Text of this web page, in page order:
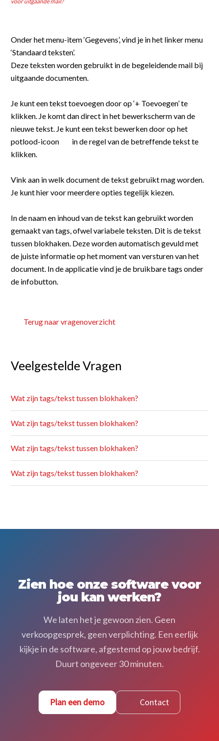
Abonnementen
Inhuurbonnen / Onderaannemersbonnen
Weekstaten en mandagen
Eigen mobiele app
Versleepbare tijdsplanning
Teken in Google maps
Eigen huisstijl
Foto’s en bijlagen
Software op maat
Onder het menu-item ‘Gegevens’, vind je in het linker menu
‘Standaard teksten’.
Deze teksten worden gebruikt in de begeleidende mail bij
uitgaande documenten.
Je kunt een tekst toevoegen door op ‘+ Toevoegen’ te
klikken. Je komt dan direct in het bewerkscherm van de
nieuwe tekst. Je kunt een tekst bewerken door op het
potlood-icoon
in de regel van de betreffende tekst te
klikken.
Vink aan in welk document de tekst gebruikt mag worden.
Je kunt hier voor meerdere opties tegelijk kiezen.
In de naam en inhoud van de tekst kan gebruikt worden
gemaakt van tags, ofwel variabele teksten. Dit is de tekst
tussen blokhaken. Deze worden automatisch gevuld met
de juiste informatie op het moment van versturen van het
document. In de applicatie vind je de bruikbare tags onder
de infobutton.
Terug naar vragenoverzicht
Veelgestelde Vragen
Wat zijn tags/tekst tussen blokhaken?
Wat zijn tags/tekst tussen blokhaken?
Wat zijn tags/tekst tussen blokhaken?
Wat zijn tags/tekst tussen blokhaken?
Zien hoe onze software voor
jou kan werken?
We laten het je gewoon zien. Geen
verkoopgesprek, geen verplichting. Een eerlijk
kijkje in de software, afgestemd op jouw bedrijf.
Duurt ongeveer 30 minuten.
Plan een demo Contact